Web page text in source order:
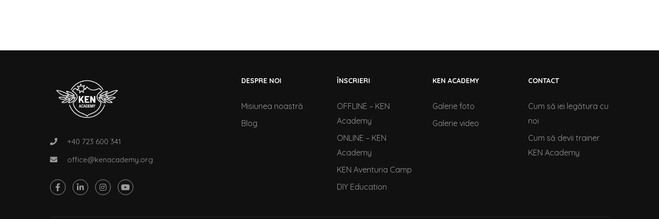
+40 723 600 341
office@kenacademy.org
DESPRE NOI
Misiunea noastră
Blog
ÎNSCRIERI
OFFLINE – KEN
Academy
ONLINE – KEN
Academy
KEN Aventuria Camp
DIY Education
KEN ACADEMY
Galerie foto
Galerie video
CONTACT
Cum să iei legătura cu
noi
Cum să devii trainer
KEN Academy